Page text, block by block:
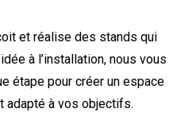
et réalise des stands qui
à l’installation, nous vous
étape pour créer un espace
adapté à vos objectifs.